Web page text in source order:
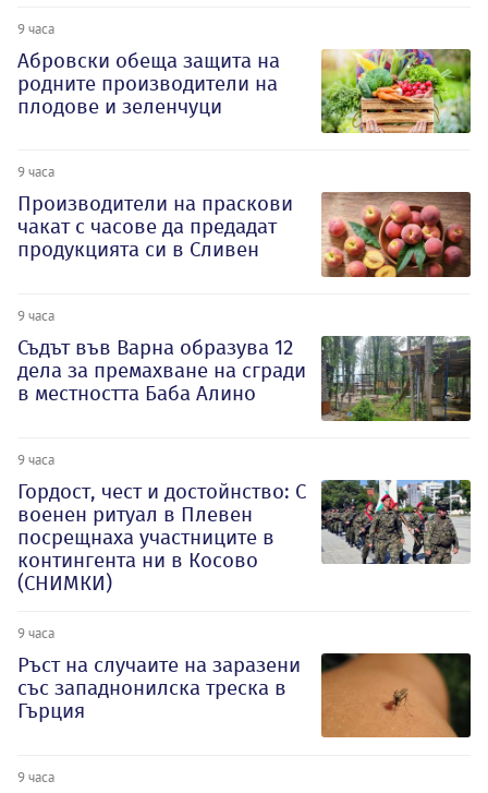
9 часа
Абровски обеща защита на
родните производители на
плодове и зеленчуци
9 часа
Производители на праскови
чакат с часове да предадат
продукцията си в Сливен
9 часа
Съдът във Варна образува 12
дела за премахване на сгради
в местността Баба Алино
9 часа
Гордост, чест и достойнство: С
военен ритуал в Плевен
посрещнаха участниците в
контингента ни в Косово
(СНИМКИ)
9 часа
Ръст на случаите на заразени
със западнонилска треска в
Гърция
9 часа